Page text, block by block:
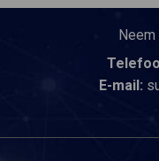
E-mail: